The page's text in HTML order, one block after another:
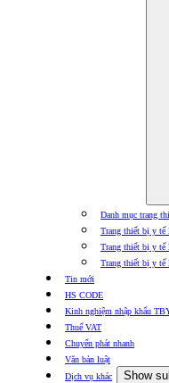
Danh mục trang
Trang thiết bị y tế
Trang thiết bị y tế
Trang thiết bị y tế
Tin mới
HS CODE
Kinh nghiệm nhập khẩu
Thuế VAT
Chuyển phát nhanh
Văn bản luật
Dịch vụ khác
Show